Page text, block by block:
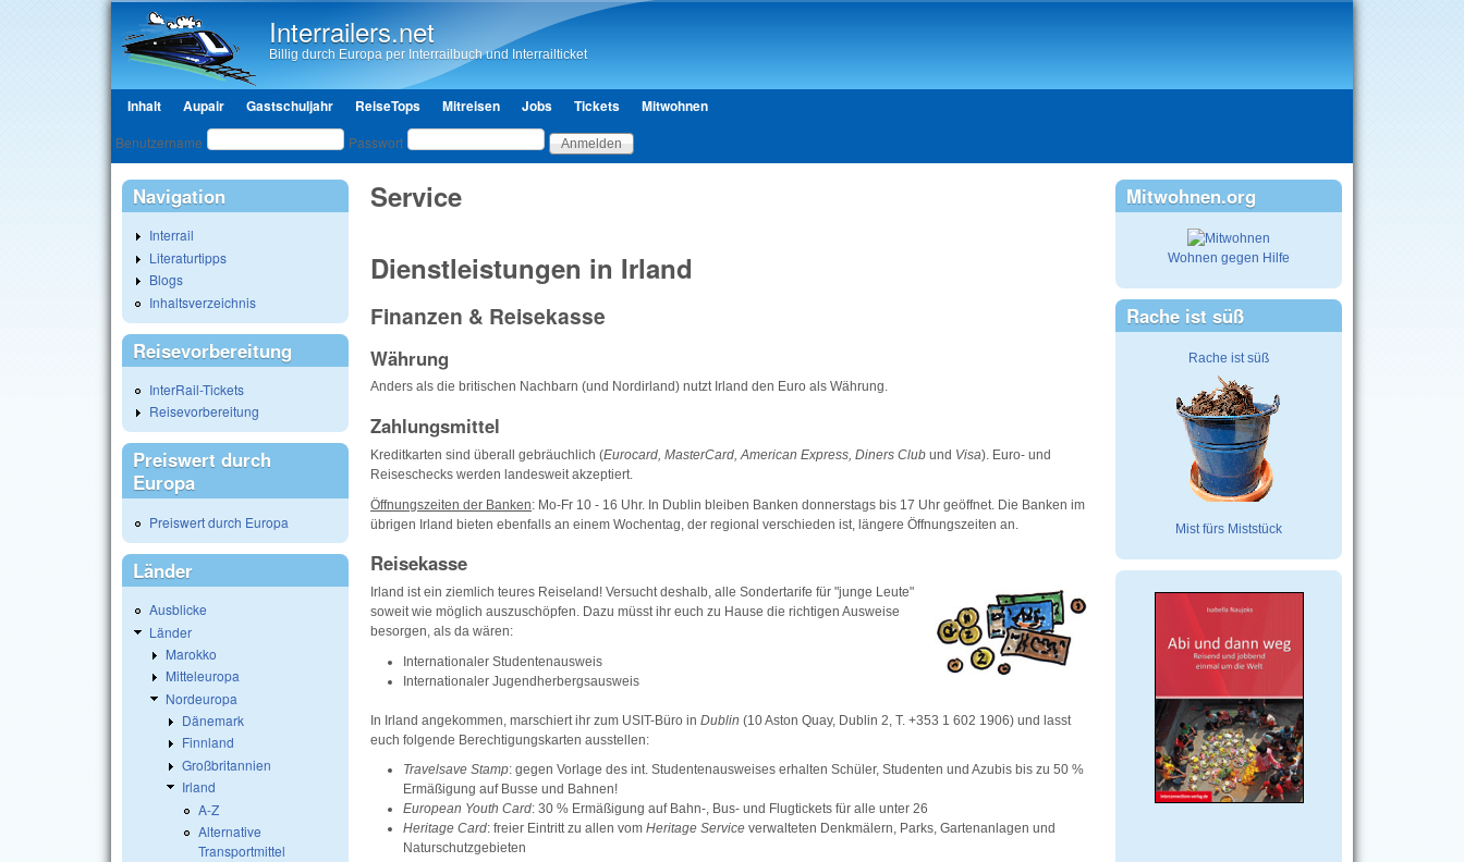
Interrailers.net
Billig durch Europa per Interrailbuch und Interrailticket
Hauptmenü
Inhalt Aupair Gastschuljahr ReiseTops Mitreisen Jobs Tickets Mitwohnen
Benutzeranmeldung
Benutzername Passwort
Service
Dienstleistungen in Irland
Finanzen & Reisekasse
Währung
Anders als die britischen Nachbarn (und Nordirland) nutzt Irland den Euro als Währung.
Zahlungsmittel
Kreditkarten sind überall gebräuchlich (Eurocard, MasterCard, American Express, Diners Club und Visa). Euro- und
Reiseschecks werden landesweit akzeptiert.
Öffnungszeiten der Banken: Mo-Fr 10 - 16 Uhr. In Dublin bleiben Banken donnerstags bis 17 Uhr geöffnet. Die Banken im
übrigen Irland bieten ebenfalls an einem Wochentag, der regional verschieden ist, längere Öffnungszeiten an.
Reisekasse
Irland ist ein ziemlich teures Reiseland! Versucht deshalb, alle Sondertarife für "junge Leute"
soweit wie möglich auszuschöpfen. Dazu müsst ihr euch zu Hause die richtigen Ausweise
besorgen, als da wären:
Internationaler Studentenausweis
Internationaler Jugendherbergsausweis
In Irland angekommen, marschiert ihr zum USIT-Büro in Dublin (10 Aston Quay, Dublin 2, T. +353 1 602 1906) und lasst
euch folgende Berechtigungskarten ausstellen:
Travelsave Stamp: gegen Vorlage des int. Studentenausweises erhalten Schüler, Studenten und Azubis bis zu 50 %
Ermäßigung auf Busse und Bahnen!
European Youth Card: 30 % Ermäßigung auf Bahn-, Bus- und Flugtickets für alle unter 26
Heritage Card: freier Eintritt zu allen vom Heritage Service verwalteten Denkmälern, Parks, Gartenanlagen und
Naturschutzgebieten
Navigation
Interrail
Literaturtipps
Blogs
Inhaltsverzeichnis
Reisevorbereitung
InterRail-Tickets
Reisevorbereitung
Preiswert durch
Europa
Preiswert durch Europa
Länder
Ausblicke
Länder
Marokko
Mitteleuropa
Nordeuropa
Dänemark
Finnland
Großbritannien
Irland
A-Z
Alternative
Transportmittel
Mitwohnen.org
Wohnen gegen Hilfe
Rache ist süß
Rache ist süß
Mist fürs Miststück